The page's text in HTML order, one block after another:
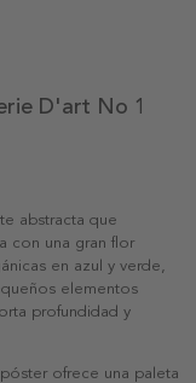
D'art No 1
abstracta que
con una gran flor
en azul y verde,
elementos
profundidad y
ofrece una paleta